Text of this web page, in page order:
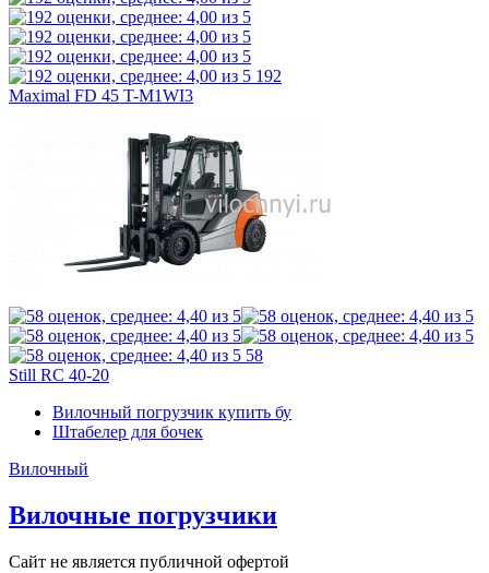
192
Maximal FD 45 T-M1WI3
58
Still RC 40-20
Вилочный погрузчик купить бу
Штабелер для бочек
Вилочный
Вилочные погрузчики
Сайт не является публичной офертой